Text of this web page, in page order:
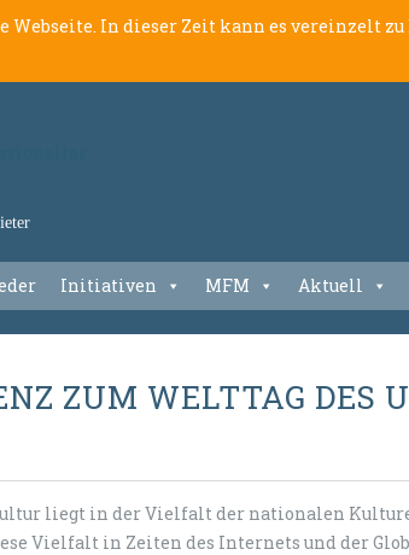
Webseite. In dieser Zeit kann es vereinzelt
Initiativen MFM Aktuell
ZUM WELTTAG DES
liegt in der Vielfalt der nationalen
Vielfalt in Zeiten des Internets und der